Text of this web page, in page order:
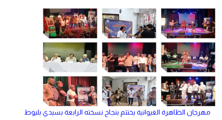
مهرجان الظاهرة الغيوانية يختتم بنجاح نسخته الرابعة بسيدي بليوط